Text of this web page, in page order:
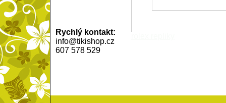
Rychlý kontakt:
info@tikishop.cz
607 578 529